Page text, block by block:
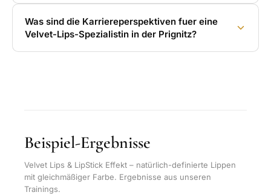
Was sind die Karriereperspektiven fuer eine
Velvet-Lips-Spezialistin in der Prignitz?
Beispiel-Ergebnisse
Velvet Lips & LipStick Effekt – natürlich-definierte Lippen
mit gleichmäßiger Farbe. Ergebnisse aus unseren
Trainings.